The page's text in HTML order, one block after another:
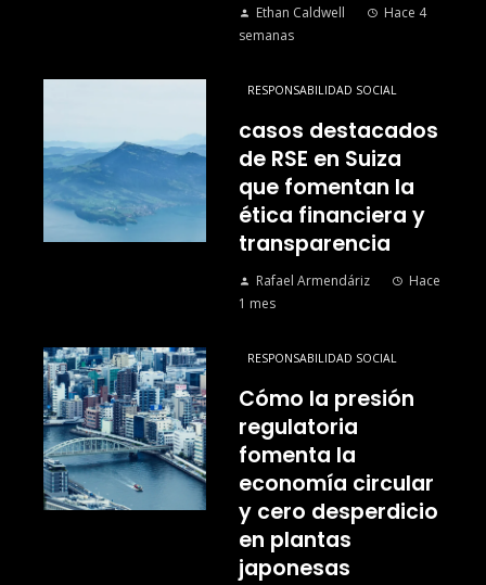
Ethan Caldwell
Hace 4
semanas
RESPONSABILIDAD SOCIAL
casos destacados
de RSE en Suiza
que fomentan la
ética financiera y
transparencia
Rafael Armendáriz
Hace
1 mes
RESPONSABILIDAD SOCIAL
Cómo la presión
regulatoria
fomenta la
economía circular
y cero desperdicio
en plantas
japonesas